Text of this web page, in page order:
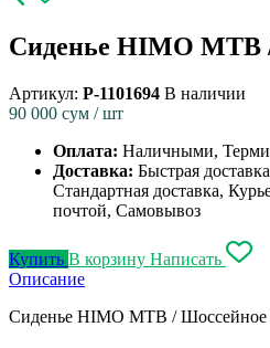
Сиденье HIMO МТB
Артикул: P-1101694 В наличии
90 000 сум / шт
Оплата: Наличными,
Доставка: Быстрая
Стандартная доставка,
почтой, Самовывоз
Купить В корзину Написать
Описание
Сиденье HIMO МТB / Шоссейное